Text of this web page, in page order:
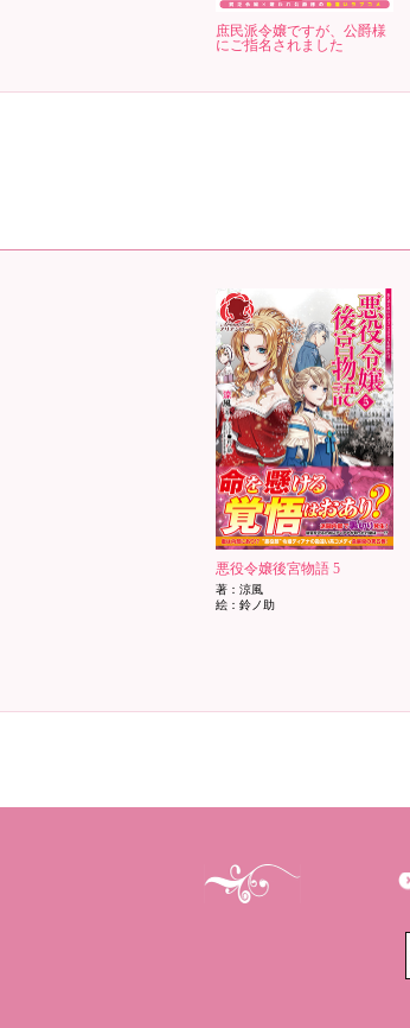
庶民派令嬢ですが、公爵様
にご指名されました
悪役令嬢後宮物語 5
著：涼風
絵：鈴ノ助